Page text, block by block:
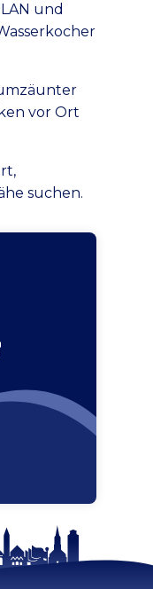
und
vor Ort
suchen.